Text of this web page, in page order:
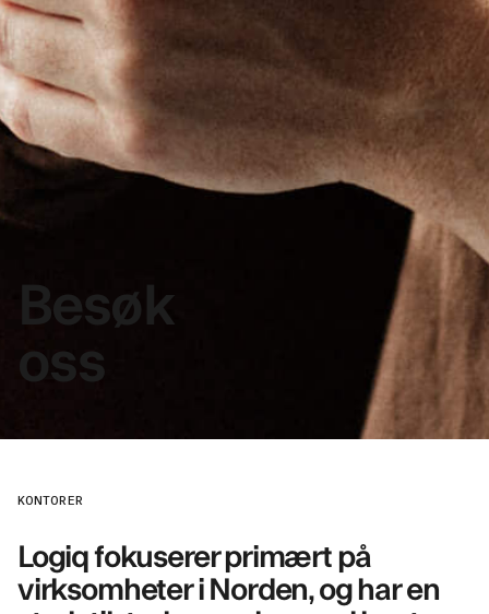
Besøk
oss
KONTORER
Logiq fokuserer primært på
virksomheter i Norden, og har en